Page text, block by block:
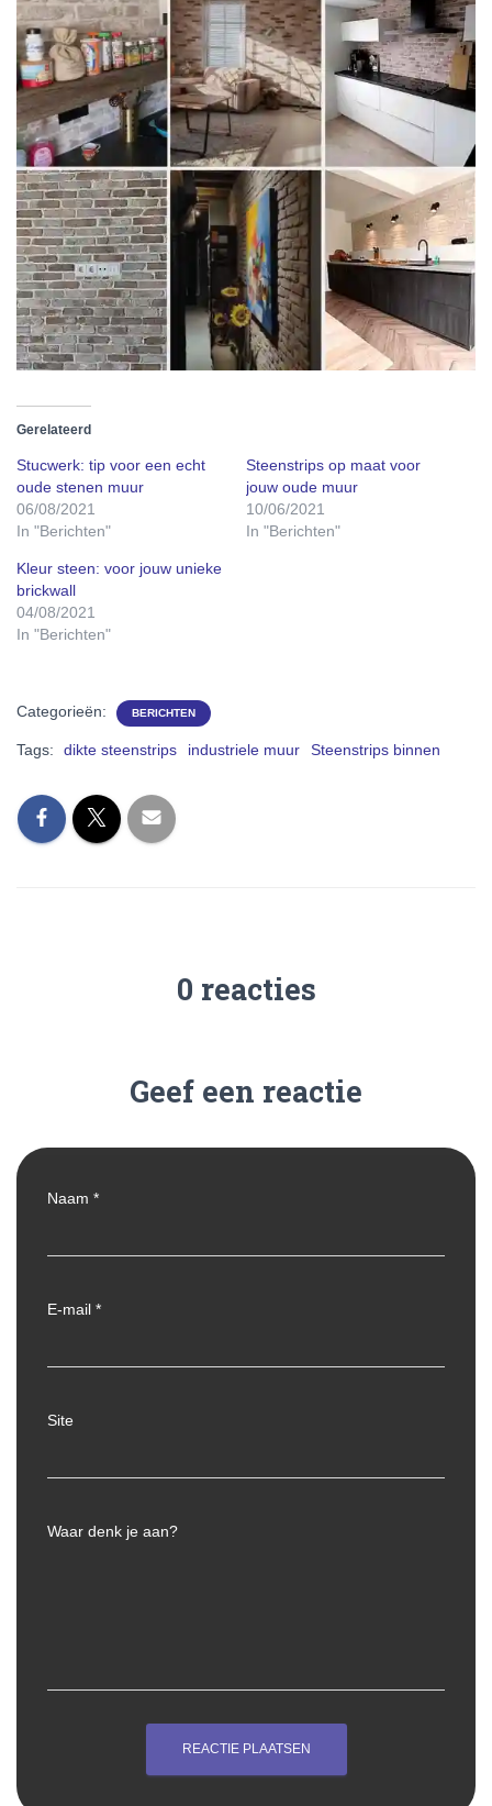
Gerelateerd
Stucwerk: tip voor een echt
oude stenen muur
06/08/2021
In "Berichten"
Steenstrips op maat voor
jouw oude muur
10/06/2021
In "Berichten"
Kleur steen: voor jouw unieke
brickwall
04/08/2021
In "Berichten"
Categorieën: BERICHTEN
Tags: dikte steenstrips industriele muur Steenstrips binnen
0 reacties
Geef een reactie
Naam *
E-mail *
Site
Waar denk je aan?